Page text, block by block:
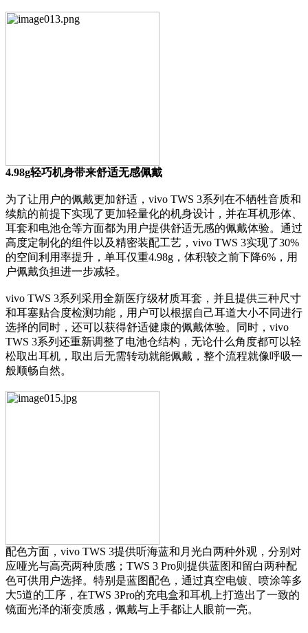
4.98g轻巧机身带来舒适无感佩戴
为了让用户的佩戴更加舒适，vivo TWS 3系列在不牺牲音质和
续航的前提下实现了更加轻量化的机身设计，并在耳机形体、
耳套和电池仓等方面都为用户提供舒适无感的佩戴体验。通过
高度定制化的组件以及精密装配工艺，vivo TWS 3实现了30%
的空间利用率提升，单耳仅重4.98g，体积较之前下降6%，用
户佩戴负担进一步减轻。
vivo TWS 3系列采用全新医疗级材质耳套，并且提供三种尺寸
和耳塞贴合度检测功能，用户可以根据自己耳道大小不同进行
选择的同时，还可以获得舒适健康的佩戴体验。同时，vivo
TWS 3系列还重新调整了电池仓结构，无论什么角度都可以轻
松取出耳机，取出后无需转动就能佩戴，整个流程就像呼吸一
般顺畅自然。
配色方面，vivo TWS 3提供听海蓝和月光白两种外观，分别对
应哑光与高亮两种质感；TWS 3 Pro则提供蓝图和留白两种配
色可供用户选择。特别是蓝图配色，通过真空电镀、喷涂等多
大5道的工序，在TWS 3Pro的充电盒和耳机上打造出了一致的
镜面光泽的渐变质感，佩戴与上手都让人眼前一亮。